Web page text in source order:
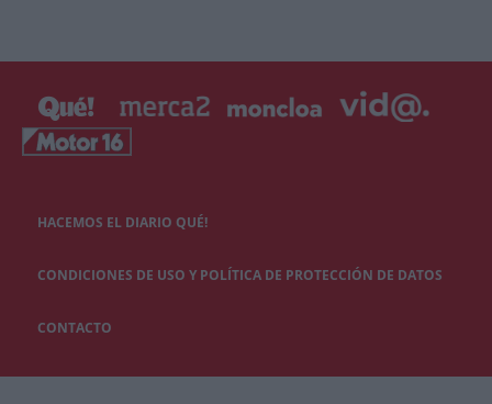
HACEMOS EL DIARIO QUÉ!
CONDICIONES DE USO Y POLÍTICA DE PROTECCIÓN DE DATOS
CONTACTO